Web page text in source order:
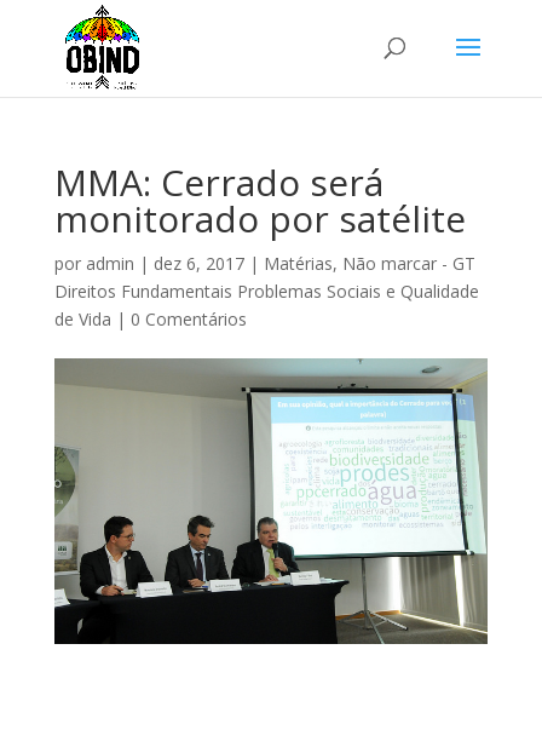
MMA: Cerrado será
monitorado por satélite
por admin | dez 6, 2017| Matérias, Não marcar - GT
Direitos Fundamentais Problemas Sociais e Qualidade
de Vida | 0 Comentários